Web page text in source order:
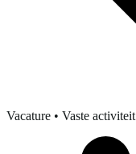
Vacature • Vaste activiteit